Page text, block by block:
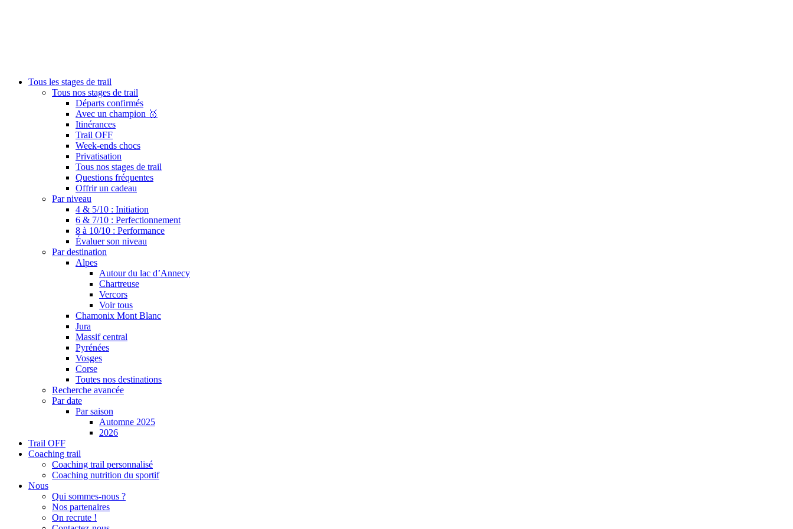
Tous les stages de trail
Tous nos stages de trail
Départs confirmés
Avec un champion 🥇
Itinérances
Trail OFF
Week-ends chocs
Privatisation
Tous nos stages de trail
Questions fréquentes
Offrir un cadeau
Par niveau
4 & 5/10 : Initiation
6 & 7/10 : Perfectionnement
8 à 10/10 : Performance
Évaluer son niveau
Par destination
Alpes
Autour du lac d’Annecy
Chartreuse
Vercors
Voir tous
Chamonix Mont Blanc
Jura
Massif central
Pyrénées
Vosges
Corse
Toutes nos destinations
Recherche avancée
Par date
Par saison
Automne 2025
2026
Trail OFF
Coaching trail
Coaching trail personnalisé
Coaching nutrition du sportif
Nous
Qui sommes-nous ?
Nos partenaires
On recrute !